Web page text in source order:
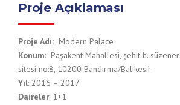
Proje Açıklaması
Proje Adı: Modern Palace
Konum: Paşakent Mahallesi, şehit h.
sitesi no:8, 10200 Bandırma/Balıkesir
Yıl: 2016 – 2017
Daireler: 1+1